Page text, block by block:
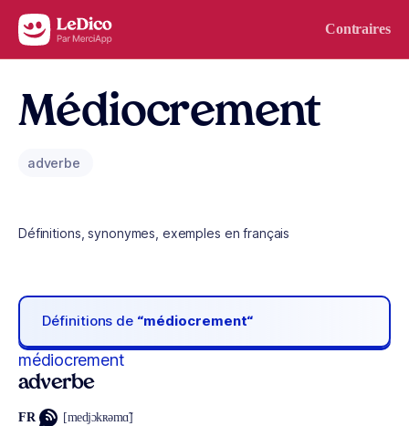
Aller au contenu Contraires
Médiocrement
adverbe
Définitions, synonymes, exemples en français
Définitions de “médiocrement“
médiocrement
adverbe
FR [medjɔkʀəmɑ̃]